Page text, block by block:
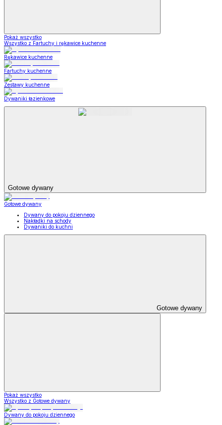
Pokaż wszystko
Wszystko z Fartuchy i rękawice kuchenne
Rękawice kuchenne
Fartuchy kuchenne
Zestawy kuchenne
Dywaniki łazienkowe
Gotowe dywany
Gotowe dywany
Dywany do pokoju dziennego
Nakładki na schody
Dywaniki do kuchni
Gotowe dywany
Pokaż wszystko
Wszystko z Gotowe dywany
Dywany do pokoju dziennego